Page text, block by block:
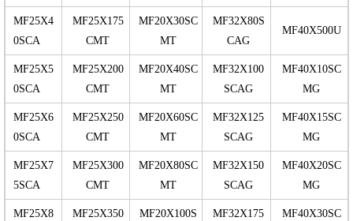
MF25X4
0SCA
MF25X175
CMT
MF20X30SC
MT
MF32X80S
CAG
MF40X500U
MF25X5
0SCA
MF25X200
CMT
MF20X40SC
MT
MF32X100
SCAG
MF40X10SC
MG
MF25X6
0SCA
MF25X250
CMT
MF20X60SC
MT
MF32X125
SCAG
MF40X15SC
MG
MF25X7
5SCA
MF25X300
CMT
MF20X80SC
MT
MF32X150
SCAG
MF40X20SC
MG
MF25X8
MF25X350
MF20X100S
MF32X175
MF40X30SC